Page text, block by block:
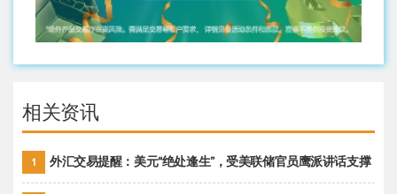
相关资讯
1 外汇交易提醒：美元“绝处逢生”，受美联储官员鹰派讲话支撑